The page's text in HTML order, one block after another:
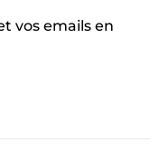
vos emails en